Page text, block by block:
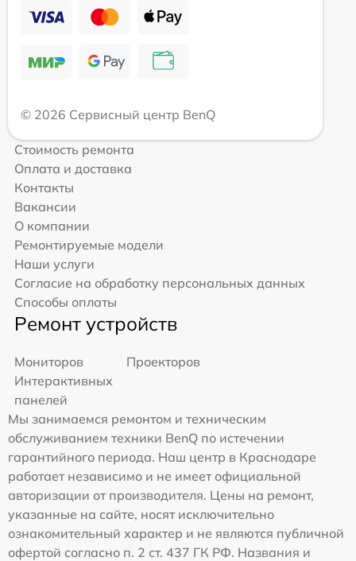
© 2026 Сервисный центр BenQ
Стоимость ремонта
Оплата и доставка
Контакты
Вакансии
О компании
Ремонтируемые модели
Наши услуги
Согласие на обработку персональных данных
Способы оплаты
Ремонт устройств
Мониторов
Проекторов
Интерактивных
панелей
Мы занимаемся ремонтом и техническим
обслуживанием техники BenQ по истечении
гарантийного периода. Наш центр в Краснодаре
работает независимо и не имеет официальной
авторизации от производителя. Цены на ремонт,
указанные на сайте, носят исключительно
ознакомительный характер и не являются публичной
офертой согласно п. 2 ст. 437 ГК РФ. Названия и